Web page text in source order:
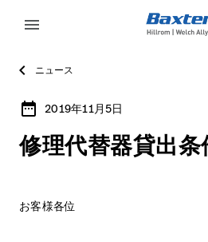
language
サ
イ
ン
ア
ウ
menu
ニュース
2019年11月5日
date_range 2019年11月5日
修理代替器貸出
お客様各位